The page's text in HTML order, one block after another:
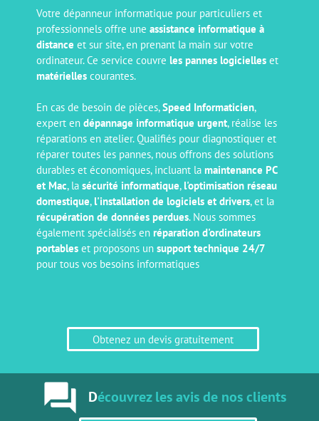
Votre dépanneur informatique pour particuliers et
professionnels offre une assistance informatique à
distance et sur site, en prenant la main sur votre
ordinateur. Ce service couvre les pannes logicielles et
matérielles courantes.
En cas de besoin de pièces,Speed Informaticien,
expert en dépannage informatique urgent, réalise les
réparations en atelier. Qualifiés pour diagnostiquer et
réparer toutes les pannes, nous offrons des solutions
durables et économiques, incluant la maintenance PC
et Mac, la sécurité informatique, l'optimisation réseau
domestique, l'installation de logiciels et drivers, et la
récupération de données perdues. Nous sommes
également spécialisés en réparation d'ordinateurs
portables et proposons un support technique 24/7
pour tous vos besoins informatiques
Obtenez un devis gratuitement
forum Découvrez les avis de nos clients